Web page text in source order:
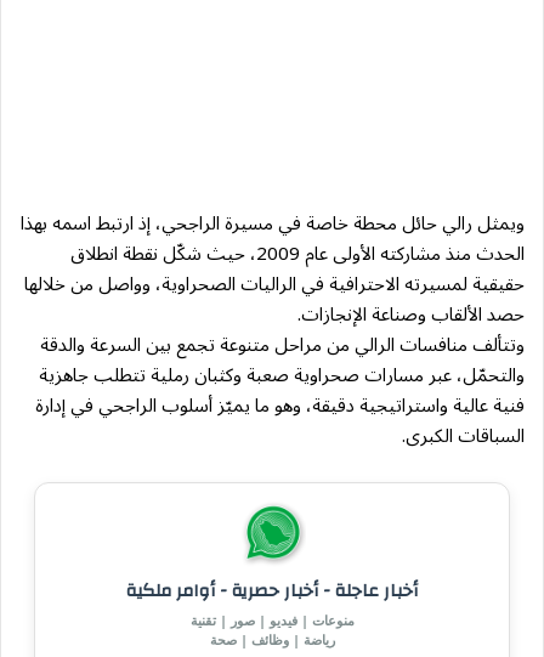
ويمثل رالي حائل محطة خاصة في مسيرة الراجحي، إذ ارتبط اسمه بهذا
الحدث منذ مشاركته الأولى عام 2009، حيث شكّل نقطة انطلاق
حقيقية لمسيرته الاحترافية في الراليات الصحراوية، وواصل من خلالها
حصد الألقاب وصناعة الإنجازات.
وتتألف منافسات الرالي من مراحل متنوعة تجمع بين السرعة والدقة
والتحمّل، عبر مسارات صحراوية صعبة وكثبان رملية تتطلب جاهزية
فنية عالية واستراتيجية دقيقة، وهو ما يميّز أسلوب الراجحي في إدارة
السباقات الكبرى.
أخبار عاجلة - أخبار حصرية - أوامر ملكية
منوعات | فيديو | صور | تقنية
رياضة | وظائف | صحة